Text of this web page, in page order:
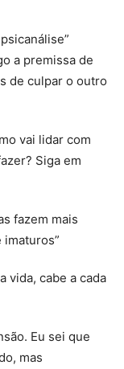
a premissa de
de culpar o outro
vai lidar com
Siga em
fazem mais
imaturos”
vida, cabe a cada
Eu sei que
mas